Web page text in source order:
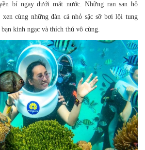
bí ngay dưới mặt nước. Những rạn san hô
xen cùng những đàn cá nhỏ sặc sỡ bơi lội tung
bạn kinh ngạc và thích thú vô cùng.